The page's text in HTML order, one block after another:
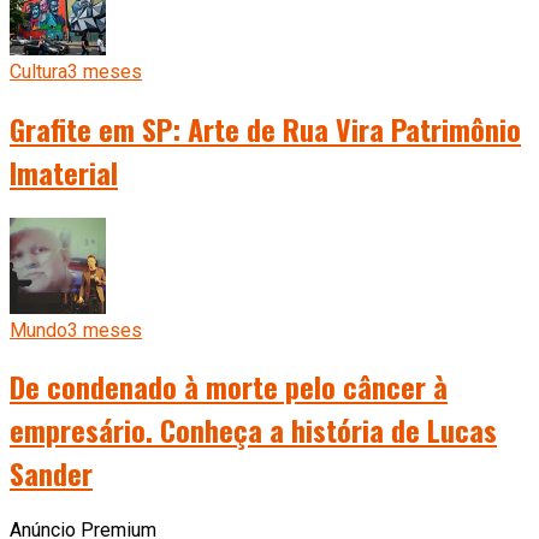
Cultura3 meses
Grafite em SP: Arte de Rua Vira Patrimônio
Imaterial
Mundo3 meses
De condenado à morte pelo câncer à
empresário. Conheça a história de Lucas
Sander
Anúncio Premium